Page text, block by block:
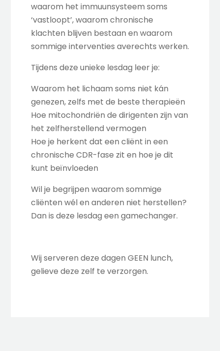
waarom het immuunsysteem soms
‘vastloopt’, waarom chronische
klachten blijven bestaan en waarom
sommige interventies averechts werken.
Tijdens deze unieke lesdag leer je:
Waarom het lichaam soms niet kán
genezen, zelfs met de beste therapieën
Hoe mitochondriën de dirigenten zijn van
het zelfherstellend vermogen
Hoe je herkent dat een cliënt in een
chronische CDR-fase zit en hoe je dit
kunt beïnvloeden
Wil je begrijpen waarom sommige
cliënten wél en anderen niet herstellen?
Dan is deze lesdag een gamechanger.
Wij serveren deze dagen GEEN lunch,
gelieve deze zelf te verzorgen.